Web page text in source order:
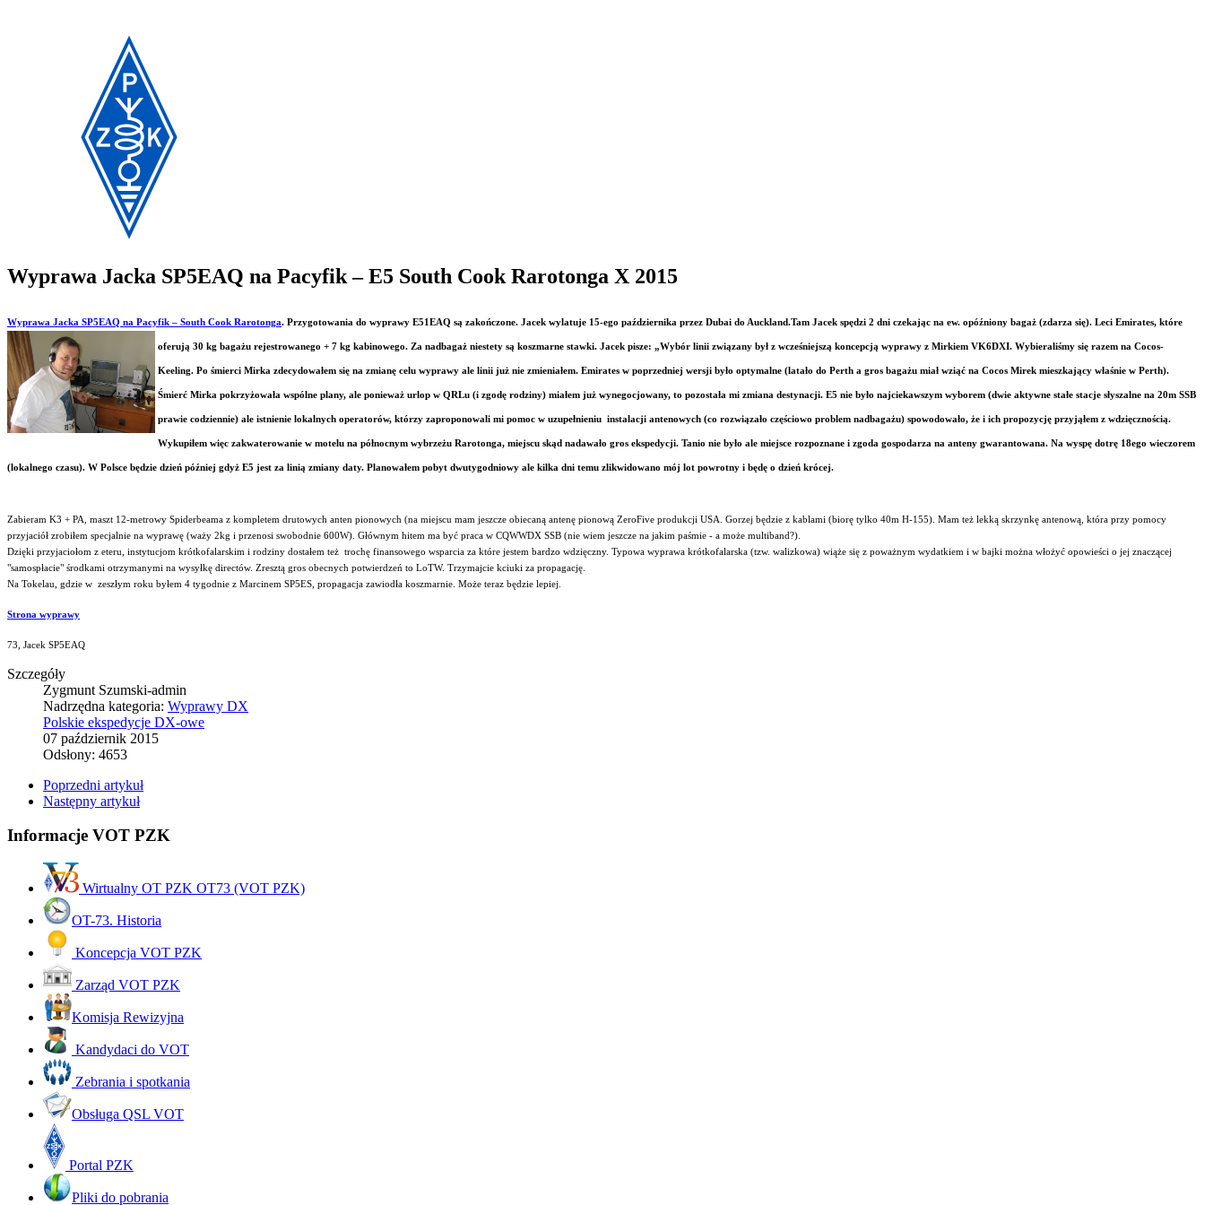
Wyprawa Jacka SP5EAQ na Pacyfik – E5 South Cook Rarotonga X 2015
Wyprawa Jacka SP5EAQ na Pacyfik – South Cook Rarotonga. Przygotowania do wyprawy E51EAQ są zakończone. Jacek wylatuje 15-ego października przez Dubai do Auckland.Tam Jacek spędzi 2 dni czekając na ew. opóźniony bagaż (zdarza się). Leci Emirates, które
oferują 30 kg bagażu rejestrowanego + 7 kg kabinowego. Za nadbagaż niestety są koszmarne stawki. Jacek pisze: „Wybór linii związany był z wcześniejszą koncepcją wyprawy z Mirkiem VK6DXI. Wybieraliśmy się razem na Cocos-
Keeling. Po śmierci Mirka zdecydowałem się na zmianę celu wyprawy ale linii już nie zmieniałem. Emirates w poprzedniej wersji było optymalne (latało do Perth a gros bagażu miał wziąć na Cocos Mirek mieszkający właśnie w Perth).
Śmierć Mirka pokrzyżowała wspólne plany, ale ponieważ urlop w QRLu (i zgodę rodziny) miałem już wynegocjowany, to pozostała mi zmiana destynacji. E5 nie było najciekawszym wyborem (dwie aktywne stałe stacje słyszalne na 20m SSB
prawie codziennie) ale istnienie lokalnych operatorów, którzy zaproponowali mi pomoc w uzupełnieniu instalacji antenowych (co rozwiązało częściowo problem nadbagażu) spowodowało, że i ich propozycję przyjąłem z wdzięcznością.
Wykupiłem więc zakwaterowanie w motelu na północnym wybrzeżu Rarotonga, miejscu skąd nadawało gros ekspedycji. Tanio nie było ale miejsce rozpoznane i zgoda gospodarza na anteny gwarantowana. Na wyspę dotrę 18ego wieczorem
(lokalnego czasu). W Polsce będzie dzień później gdyż E5 jest za linią zmiany daty. Planowałem pobyt dwutygodniowy ale kilka dni temu zlikwidowano mój lot powrotny i będę o dzień krócej.
Zabieram K3 + PA, maszt 12-metrowy Spiderbeama z kompletem drutowych anten pionowych (na miejscu mam jeszcze obiecaną antenę pionową ZeroFive produkcji USA. Gorzej będzie z kablami (biorę tylko 40m H-155). Mam też lekką skrzynkę antenową, która przy pomocy
przyjaciół zrobiłem specjalnie na wyprawę (waży 2kg i przenosi swobodnie 600W). Głównym hitem ma być praca w CQWWDX SSB (nie wiem jeszcze na jakim paśmie - a może multiband?).
Dzięki przyjaciołom z eteru, instytucjom krótkofalarskim i rodziny dostałem też trochę finansowego wsparcia za które jestem bardzo wdzięczny. Typowa wyprawa krótkofalarska (tzw. walizkowa) wiąże się z poważnym wydatkiem i w bajki można włożyć opowieści o jej znaczącej
"samospłacie" środkami otrzymanymi na wysyłkę directów. Zresztą gros obecnych potwierdzeń to LoTW. Trzymajcie kciuki za propagację.
Na Tokelau, gdzie w zeszłym roku byłem 4 tygodnie z Marcinem SP5ES, propagacja zawiodła koszmarnie. Może teraz będzie lepiej.
Strona wyprawy
73, Jacek SP5EAQ
Szczegóły
Zygmunt Szumski-admin
Nadrzędna kategoria: Wyprawy DX
Polskie ekspedycje DX-owe
07 październik 2015
Odsłony: 4653
Poprzedni artykuł
Następny artykuł
Informacje VOT PZK
Wirtualny OT PZK OT73 (VOT PZK)
OT-73. Historia
Koncepcja VOT PZK
Zarząd VOT PZK
Komisja Rewizyjna
Kandydaci do VOT
Zebrania i spotkania
Obsługa QSL VOT
Portal PZK
Pliki do pobrania